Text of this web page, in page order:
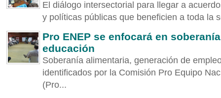
El diálogo intersectorial para llegar a
y políticas públicas que beneficien a toda la
Pro ENEP se enfocará en
educación
Soberanía alimentaria, generación de
identificados por la Comisión Pro Equipo
(Pro...